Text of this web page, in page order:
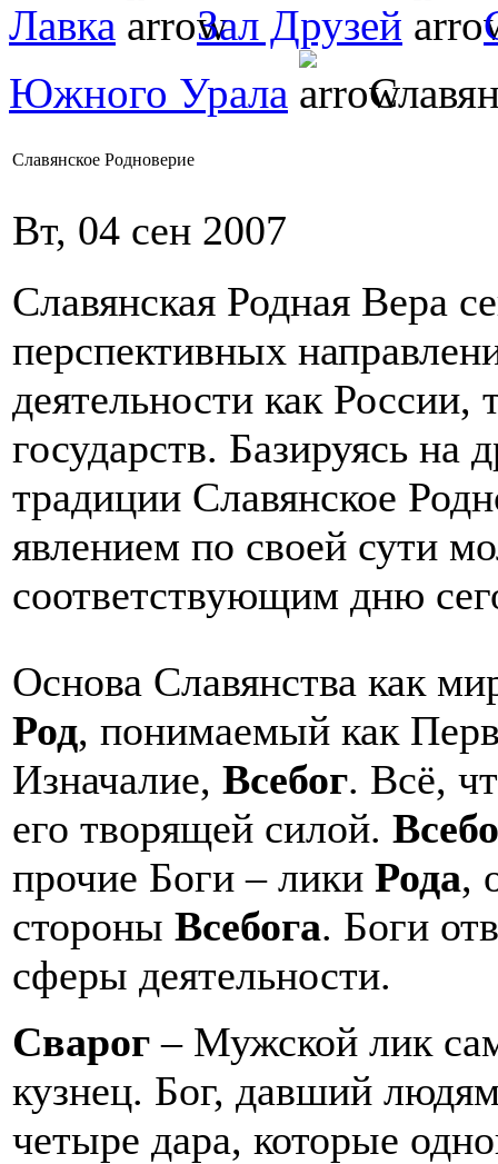
Лавка Зал Друзей
Южного Урала
Славянское Родноверие
Вт, 04 сен 2007
Славянская Родная Вера
перспективных
деятельности как России,
государств. Базируясь на
традиции Славянское
явлением по своей сути
соответствующим дню
Основа Славянства как
Род, понимаемый как
Изначалие, Всебог. Всё,
его творящей силой.
прочие Боги – лики Рода,
стороны Всебога. Боги
сферы деятельности.
Сварог – Мужской лик
кузнец. Бог, давший
четыре дара, которые